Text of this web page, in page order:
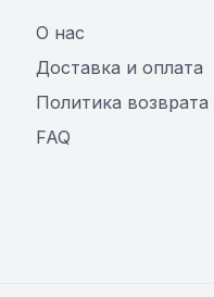
О нас
Доставка и оплата
Политика возврата
FAQ